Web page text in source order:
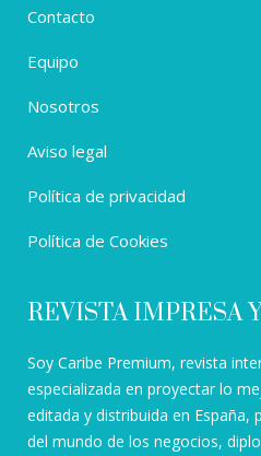
Contacto
Equipo
Nosotros
Aviso legal
Política de privacidad
Política de Cookies
REVISTA IMPRESA
Soy Caribe Premium, revista
especializada en proyectar lo
editada y distribuida en España,
del mundo de los negocios,